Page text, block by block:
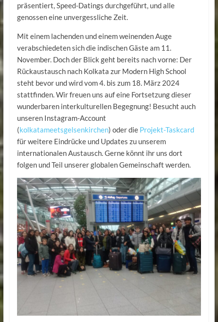
präsentiert, Speed-Datings durchgeführt, und alle
genossen eine unvergessliche Zeit.
Mit einem lachenden und einem weinenden Auge
verabschiedeten sich die indischen Gäste am 11.
November. Doch der Blick geht bereits nach vorne: Der
Rückaustausch nach Kolkata zur Modern High School
steht bevor und wird vom 4. bis zum 18. März 2024
stattfinden. Wir freuen uns auf eine Fortsetzung dieser
wunderbaren interkulturellen Begegnung! Besucht auch
unseren Instagram-Account
(kolkatameetsgelsenkirchen) oder die Projekt-Taskcard
für weitere Eindrücke und Updates zu unserem
internationalen Austausch. Gerne könnt ihr uns dort
folgen und Teil unserer globalen Gemeinschaft werden.